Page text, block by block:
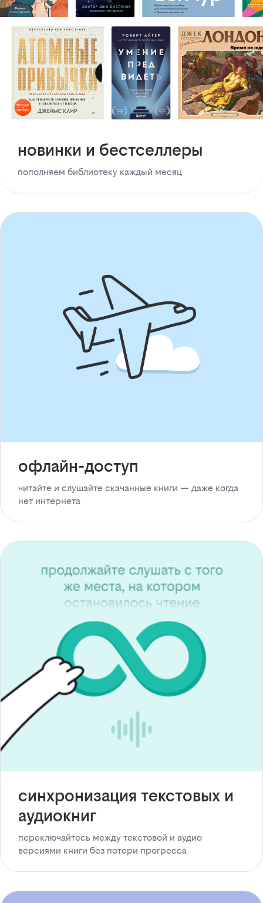
новинки и бестселлеры
пополняем библиотеку каждый месяц
офлайн-доступ
читайте и слушайте скачанные книги — даже когда
нет интернета
синхронизация текстовых и
аудиокниг
переключайтесь между текстовой и аудио
версиями книги без потери прогресса